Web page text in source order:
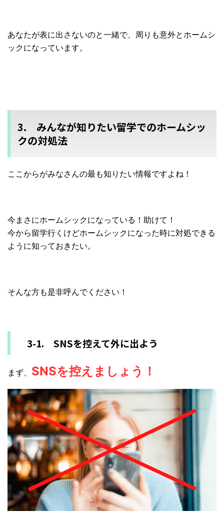
あなたが表に出さないのと一緒で、周りも意外とホームシ
ックになっています。
3. みんなが知りたい留学でのホームシッ
クの対処法
ここからがみなさんの最も知りたい情報ですよね！
今まさにホームシックになっている！助けて！
今から留学行くけどホームシックになった時に対処できる
ように知っておきたい。
そんな方も是非呼んでください！
3-1. SNSを控えて外に出よう
まず、 SNSを控えましょう！